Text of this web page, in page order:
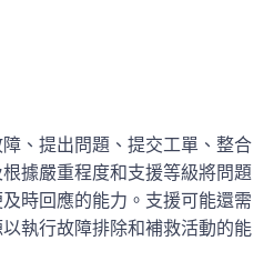
、提出問題、提交工單、整合
據嚴重程度和支援等級將問題
及時回應的能力。支援可能還需
執行故障排除和補救活動的能